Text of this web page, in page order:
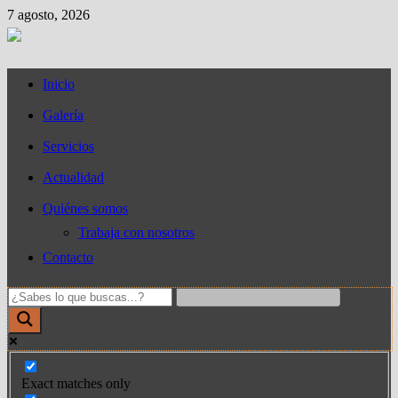
Saltar
al
contenido
7 agosto, 2026
Inicio
Galería
Servicios
Actualidad
Quiénes somos
Trabaja con nosotros
Contacto
Exact matches only